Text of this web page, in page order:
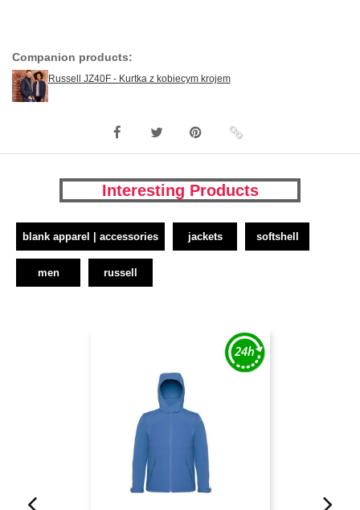
Companion products:
Russell JZ40F - Kurtka z kobiecym krojem
Interesting Products
blank apparel | accessories jackets softshell
men russell